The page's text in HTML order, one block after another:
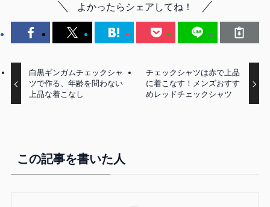
よかったらシェアしてね！
白黒ギンガムチェックシャ
ツで作る、年齢を問わない
上品な着こなし
チェックシャツは赤で上品
に着こなす！メンズおすす
めレッドチェックシャツ
この記事を書いた人